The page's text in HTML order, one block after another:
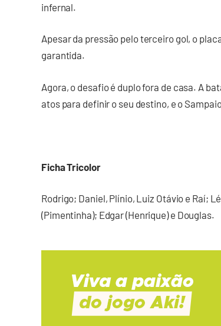
infernal.
Apesar da pressão pelo terceiro gol, o
garantida.
Agora, o desafio é duplo fora de casa. A
atos para definir o seu destino, e o
Ficha Tricolor
Rodrigo; Daniel, Plínio, Luiz Otávio e Raí;
(Pimentinha); Edgar (Henrique) e Douglas.